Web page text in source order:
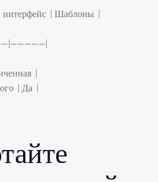
интерфейс | Шаблоны |
|
| Да |